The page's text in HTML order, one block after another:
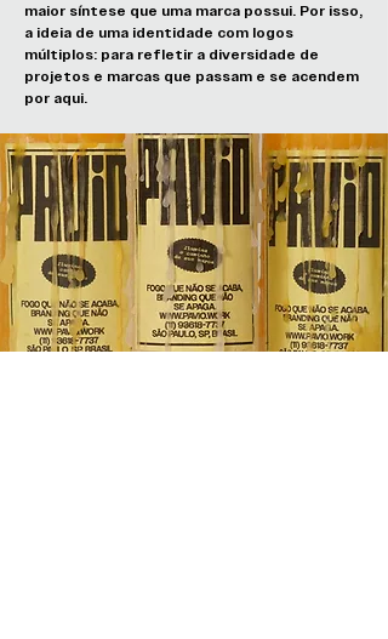
maior síntese que uma marca possui. Por isso,
a ideia de uma identidade com logos
múltiplos: para refletir a diversidade de
projetos e marcas que passam e se acendem
por aqui.